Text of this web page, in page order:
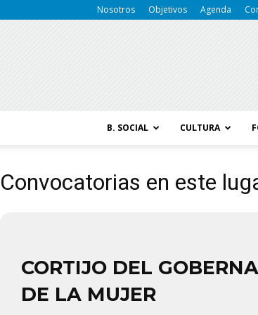
Nosotros Objetivos Agenda
B. SOCIAL CULTURA
Convocatorias en este
CORTIJO DEL
DE LA MUJER